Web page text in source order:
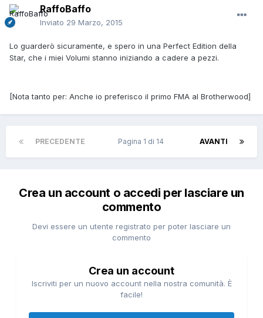
RaffoBaffo
Inviato 29 Marzo, 2015
Lo guarderò sicuramente, e spero in una Perfect Edition della
Star, che i miei Volumi stanno iniziando a cadere a pezzi.
[Nota tanto per: Anche io preferisco il primo FMA al Brotherwood]
PRECEDENTE AVANTI
Pagina 1 di 14
Crea un account o accedi per lasciare un
commento
Devi essere un utente registrato per poter lasciare un
commento
Crea un account
Iscriviti per un nuovo account nella nostra comunità. È
facile!